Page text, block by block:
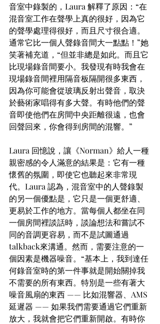
音室中錄製的，Laura 解釋了原因：“在
混音室工作在聲學上真的很好，因為它
的聲學處理得很好，而且尺寸很合適。
通常它比一個人聲錄音間大一點點！”她
笑著補充道，“但並非總是如此。而且它
比現場錄音間要小。我發現有時我會在
現場錄音間裡用隔音板隔開很多東西，
因為你可能會從玻璃反射出聲音，取決
於藝術家唱得有多大聲。有時他們的聲
音即使他們在房間中央距離很遠，也會
回聲回來，你會得到房間的混響。”
Laura 回憶說，讓《Norman》給人一種
親密感的令人滿意的結果是：它有一種
懷舊的氛圍，即使它也聽起來非常現
代。Laura 認為，混音室中的人聲錄製
的另一個優點是，它只是一個更舒適、
更易於工作的地方。當每個人都坐在同
一個房間裡談話時，談論想法和嘗試不
同的音調更容易，而不是試圖通過
talkback來溝通。然而，需要注意的一
個因素是機器噪音。“基本上，我到達任
何錄音室時的第一件事就是開始關掉我
不需要的所有東西。特別是一些有著大
噪音風扇的東西 —— 比如混響器、AMS
延遲器 —— 如果我們需要通過它們重新
放大，我就會把它們重新開啟。有時你